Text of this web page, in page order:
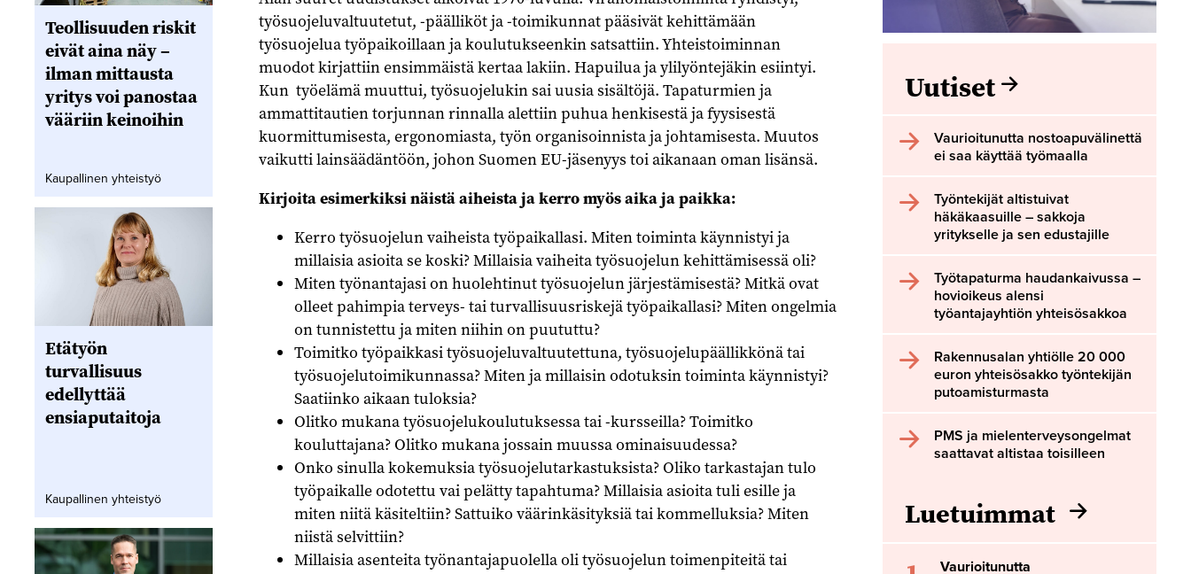
työsuojeluvaltuutetut, -päälliköt ja -toimikunnat pääsivät kehittämään
työsuojelua työpaikoillaan ja koulutukseenkin satsattiin. Yhteistoiminnan
muodot kirjattiin ensimmäistä kertaa lakiin. Hapuilua ja ylilyöntejäkin esiintyi.
Kun työelämä muuttui, työsuojelukin sai uusia sisältöjä. Tapaturmien ja
ammattitautien torjunnan rinnalla alettiin puhua henkisestä ja fyysisestä
kuormittumisesta, ergonomiasta, työn organisoinnista ja johtamisesta. Muutos
vaikutti lainsäädäntöön, johon Suomen EU-jäsenyys toi aikanaan oman lisänsä.
Kirjoita esimerkiksi näistä aiheista ja kerro myös aika ja paikka:
Kerro työsuojelun vaiheista työpaikallasi. Miten toiminta käynnistyi ja
millaisia asioita se koski? Millaisia vaiheita työsuojelun kehittämisessä oli?
Miten työnantajasi on huolehtinut työsuojelun järjestämisestä? Mitkä ovat
olleet pahimpia terveys- tai turvallisuusriskejä työpaikallasi? Miten ongelmia
on tunnistettu ja miten niihin on puututtu?
Toimitko työpaikkasi työsuojeluvaltuutettuna, työsuojelupäällikkönä tai
työsuojelutoimikunnassa? Miten ja millaisin odotuksin toiminta käynnistyi?
Saatiinko aikaan tuloksia?
Olitko mukana työsuojelukoulutuksessa tai -kursseilla? Toimitko
kouluttajana? Olitko mukana jossain muussa ominaisuudessa?
Onko sinulla kokemuksia työsuojelutarkastuksista? Oliko tarkastajan tulo
työpaikalle odotettu vai pelätty tapahtuma? Millaisia asioita tuli esille ja
miten niitä käsiteltiin? Sattuiko väärinkäsityksiä tai kommelluksia? Miten
niistä selvittiin?
Millaisia asenteita työnantajapuolella oli työsuojelun toimenpiteitä tai
Teollisuuden riskit
eivät aina näy –
ilman mittausta
yritys voi panostaa
vääriin keinoihin
Kaupallinen yhteistyö
Etätyön
turvallisuus
edellyttää
ensiaputaitoja
Kaupallinen yhteistyö
Uutiset
Vaurioitunutta nostoapuvälinettä
ei saa käyttää työmaalla
Työntekijät altistuivat
häkäkaasuille – sakkoja
yritykselle ja sen edustajille
Työtapaturma haudankaivussa –
hovioikeus alensi
työantajayhtiön yhteisösakkoa
Rakennusalan yhtiölle 20 000
euron yhteisösakko työntekijän
putoamisturmasta
PMS ja mielenterveysongelmat
saattavat altistaa toisilleen
Luetuimmat
Vaurioitunutta